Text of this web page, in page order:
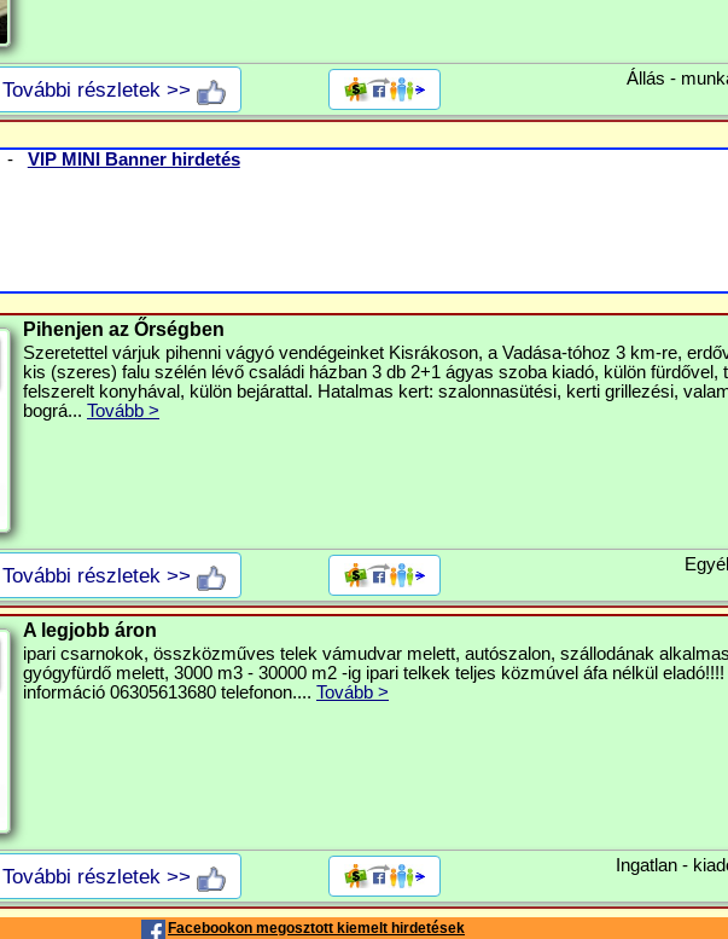
További részletek >> Állás -
- VIP MINI Banner hirdetés
Pihenjen az Őrségben
Szeretettel várjuk pihenni vágyó vendégeinket Kisrákoson, a Vadása-tóhoz 3 km-re,
kis (szeres) falu szélén lévő családi házban 3 db 2+1 ágyas szoba kiadó, külön fürdővel,
felszerelt konyhával, külön bejárattal. Hatalmas kert: szalonnasütési, kerti grillezési,
bográ... Tovább >
További részletek >>
A legjobb áron
ipari csarnokok, összközműves telek vámudvar melett, autószalon, szállodának
gyógyfürdő melett, 3000 m3 - 30000 m2 -ig ipari telkek teljes közmúvel áfa nélkül eladó!!!!
információ 06305613680 telefonon.... Tovább >
További részletek >> Ingatlan -
Facebookon megosztott kiemelt hirdetések